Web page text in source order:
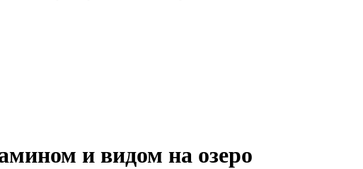
и видом на озеро